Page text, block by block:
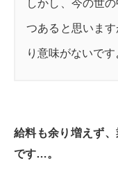
しかし、今の世
つあると思いま
り意味がないです
給料も余り増えず
です…。